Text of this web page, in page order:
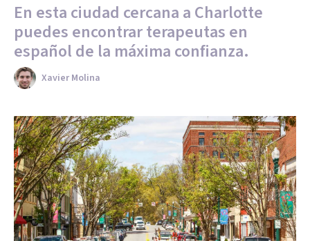
En esta ciudad cercana a Charlotte
puedes encontrar terapeutas en
español de la máxima confianza.
Xavier Molina